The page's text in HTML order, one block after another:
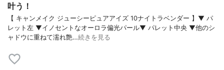
叶う！
【 キャンメイク ジューシーピュアアイズ 10ナイトラベンダー 】▼ パ
レット左 ▼イノセントなオーロラ偏光パール▼ パレット中央 ▼他のシ
ャドウに重ねて濡れ艶…続きを見る